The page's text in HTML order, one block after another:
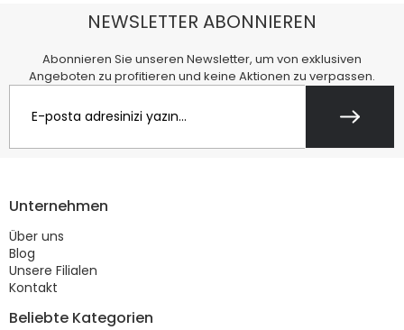
NEWSLETTER ABONNIEREN
Abonnieren Sie unseren Newsletter, um von exklusiven
Angeboten zu profitieren und keine Aktionen zu verpassen.
Unternehmen
Über uns
Blog
Unsere Filialen
Kontakt
Beliebte Kategorien